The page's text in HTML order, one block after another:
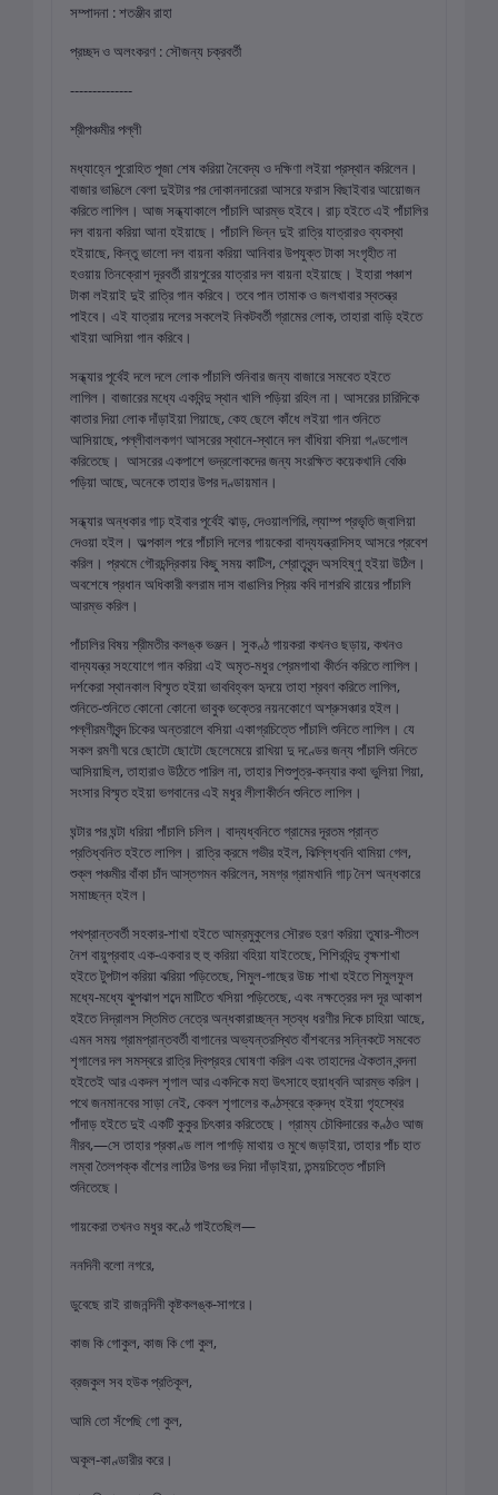
সম্পাদনা : শতঞ্জীব রাহা
প্রচ্ছদ ও অলংকরণ : সৌজন্য চক্রবর্তী
--------------
শ্রীপঞ্চমীর পল্লী
মধ্যাহ্নে পুরোহিত পূজা শেষ করিয়া নৈবেদ্য ও দক্ষিণা লইয়া প্রস্থান করিলেন।
বাজার ভাঙিলে বেলা দুইটার পর দোকানদারেরা আসরে ফরাস বিছাইবার আয়োজন
করিতে লাগিল। আজ সন্ধ্যাকালে পাঁচালি আরম্ভ হইবে। রাঢ় হইতে এই পাঁচালির
দল বায়না করিয়া আনা হইয়াছে। পাঁচালি ভিন্ন দুই রাত্রি যাত্রারও ব্যবস্থা
হইয়াছে, কিন্তু ভালো দল বায়না করিয়া আনিবার উপযুক্ত টাকা সংগৃহীত না
হওয়ায় তিনক্রোশ দূরবর্তী রায়পুরের যাত্রার দল বায়না হইয়াছে। ইহারা পঞ্চাশ
টাকা লইয়াই দুই রাত্রি গান করিবে। তবে পান তামাক ও জলখাবার স্বতন্ত্র
পাইবে। এই যাত্রায় দলের সকলেই নিকটবর্তী গ্রামের লোক, তাহারা বাড়ি হইতে
খাইয়া আসিয়া গান করিবে।
সন্ধ্যার পূর্বেই দলে দলে লোক পাঁচালি শুনিবার জন্য বাজারে সমবেত হইতে
লাগিল। বাজারের মধ্যে একবিন্দু স্থান খালি পড়িয়া রহিল না। আসরের চারিদিকে
কাতার দিয়া লোক দাঁড়াইয়া গিয়াছে, কেহ ছেলে কাঁধে লইয়া গান শুনিতে
আসিয়াছে, পল্লীবালকগণ আসরের স্থানে-স্থানে দল বাঁধিয়া বসিয়া গণ্ডগোল
করিতেছে। আসরের একপাশে ভদ্রলোকদের জন্য সংরক্ষিত কয়েকখানি বেঞ্চি
পড়িয়া আছে, অনেকে তাহার উপর দণ্ডায়মান।
সন্ধ্যার অন্ধকার গাঢ় হইবার পূর্বেই ঝাড়, দেওয়ালগিরি, ল্যাম্প প্রভৃতি জ্বালিয়া
দেওয়া হইল। অল্পকাল পরে পাঁচালি দলের গায়কেরা বাদ্যযন্ত্রাদিসহ আসরে প্রবেশ
করিল। প্রথমে গৌরচন্দ্রিকায় কিছু সময় কাটিল, শ্রোতৃবৃন্দ অসহিষ্ণু হইয়া উঠিল।
অবশেষে প্রধান অধিকারী বলরাম দাস বাঙালির প্রিয় কবি দাশরথি রায়ের পাঁচালি
আরম্ভ করিল।
পাঁচালির বিষয় শ্রীমতীর কলঙ্ক ভঞ্জন। সুকণ্ঠ গায়করা কখনও ছড়ায়, কখনও
বাদ্যযন্ত্র সহযোগে গান করিয়া এই অমৃত-মধুর প্রেমগাথা কীর্তন করিতে লাগিল।
দর্শকেরা স্থানকাল বিস্মৃত হইয়া ভাববিহ্বল হৃদয়ে তাহা শ্রবণ করিতে লাগিল,
শুনিতে-শুনিতে কোনো কোনো ভাবুক ভক্তের নয়নকোণে অশ্রুসঞ্চার হইল।
পল্লীরমণীবৃন্দ চিকের অন্তরালে বসিয়া একাগ্রচিত্তে পাঁচালি শুনিতে লাগিল। যে
সকল রমণী ঘরে ছোটো ছোটো ছেলেমেয়ে রাখিয়া দু দণ্ডের জন্য পাঁচালি শুনিতে
আসিয়াছিল, তাহারাও উঠিতে পারিল না, তাহার শিশুপুত্র-কন্যার কথা ভুলিয়া গিয়া,
সংসার বিস্মৃত হইয়া ভগবানের এই মধুর লীলাকীর্তন শুনিতে লাগিল।
ঘন্টার পর ঘন্টা ধরিয়া পাঁচালি চলিল। বাদ্যধ্বনিতে গ্রামের দূরতম প্রান্ত
প্রতিধ্বনিত হইতে লাগিল। রাত্রি ক্রমে গভীর হইল, ঝিল্লিধ্বনি থামিয়া গেল,
শুক্ল পঞ্চমীর বাঁকা চাঁদ আস্তগমন করিলেন, সমগ্র গ্রামখানি গাঢ় নৈশ অন্ধকারে
সমাচ্ছন্ন হইল।
পথপ্রান্তবর্তী সহকার-শাখা হইতে আম্রমুকুলের সৌরভ হরণ করিয়া তুষার-শীতল
নৈশ বায়ুপ্রবাহ এক-একবার হু হু করিয়া বহিয়া যাইতেছে, শিশিরবিন্দু বৃক্ষশাখা
হইতে টুপটাপ করিয়া ঝরিয়া পড়িতেছে, শিমুল-গাছের উচ্চ শাখা হইতে শিমুলফুল
মধ্যে-মধ্যে ঝুপঝাপ শব্দে মাটিতে খসিয়া পড়িতেছে, এবং নক্ষত্রের দল দূর আকাশ
হইতে নিদ্রালস স্তিমিত নেত্রে অন্ধকারাচ্ছন্ন স্তব্ধ ধরণীর দিকে চাহিয়া আছে,
এমন সময় গ্রামপ্রান্তবর্তী বাগানের অভ্যন্তরস্থিত বাঁশবনের সন্নিকটে সমবেত
শৃগালের দল সমস্বরে রাত্রি দ্বিপ্রহর ঘোষণা করিল এবং তাহাদের ঐকতান বন্দনা
হইতেই আর একদল শৃগাল আর একদিকে মহা উৎসাহে হুয়াধ্বনি আরম্ভ করিল।
পথে জনমানবের সাড়া নেই, কেবল শৃগালের কণ্ঠস্বরে ক্রুদ্ধ হইয়া গৃহস্থের
পাঁদাড় হইতে দুই একটি কুকুর চিৎকার করিতেছে। গ্রাম্য চৌকিদারের কণ্ঠও আজ
নীরব,—সে তাহার প্রকাণ্ড লাল পাগড়ি মাথায় ও মুখে জড়াইয়া, তাহার পাঁচ হাত
লম্বা তৈলপক্ক বাঁশের লাঠির উপর ভর দিয়া দাঁড়াইয়া, তন্ময়চিত্তে পাঁচালি
শুনিতেছে।
গায়কেরা তখনও মধুর কণ্ঠে গাইতেছিল—
ননদিনী বলো নগরে,
ডুবেছে রাই রাজনন্দিনী কৃষ্টকলঙ্ক-সাগরে।
কাজ কি গোকুল, কাজ কি গো কুল,
ব্রজকুল সব হউক প্রতিকূল,
আমি তো সঁপেছি গো কুল,
অকূল-কাণ্ডারীর করে।